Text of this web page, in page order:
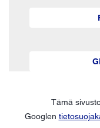
Tämä
Googlen